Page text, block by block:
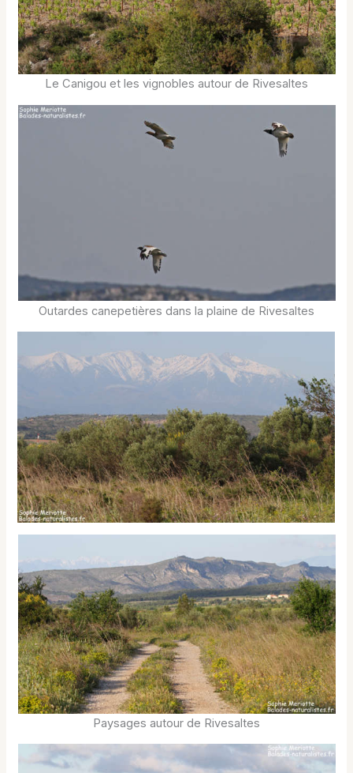
Le Canigou et les vignobles autour de Rivesaltes
Outardes canepetières dans la plaine de Rivesaltes
Paysages autour de Rivesaltes